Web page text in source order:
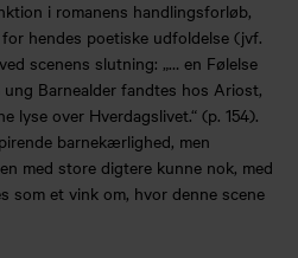
i romanens handlingsforløb,
hendes poetiske udfoldelse (jvf.
scenens slutning: „… en Følelse
Barnealder fandtes hos Ariost,
lyse over Hverdagslivet.“ (p. 154).
barnekærlighed, men
med store digtere kunne nok, med
som et vink om, hvor denne scene